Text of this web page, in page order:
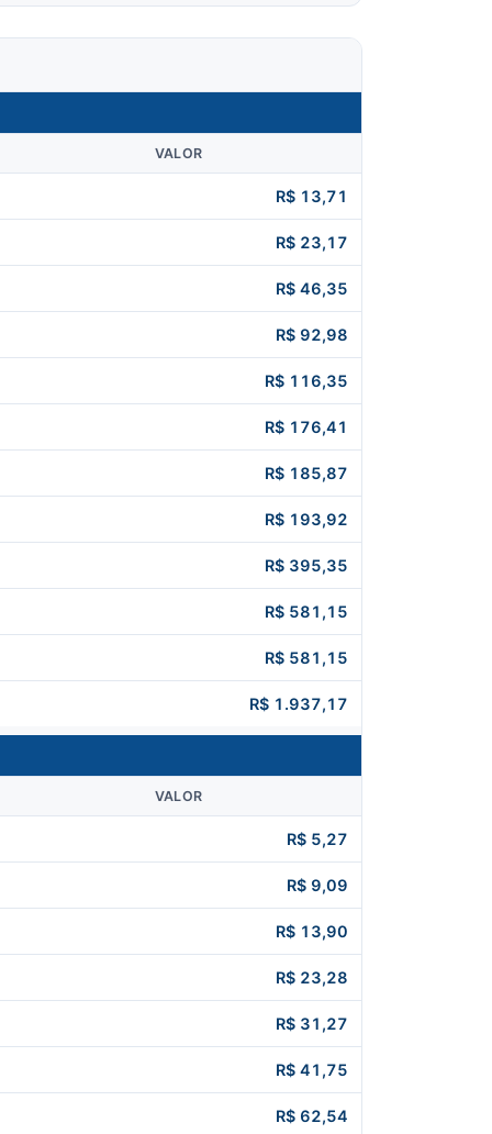
VALOR
R$ 13,71
R$ 23,17
R$ 46,35
R$ 92,98
R$ 116,35
R$ 176,41
R$ 185,87
R$ 193,92
R$ 395,35
R$ 581,15
R$ 581,15
R$ 1.937,17
VALOR
R$ 5,27
R$ 9,09
R$ 13,90
R$ 23,28
R$ 31,27
R$ 41,75
R$ 62,54